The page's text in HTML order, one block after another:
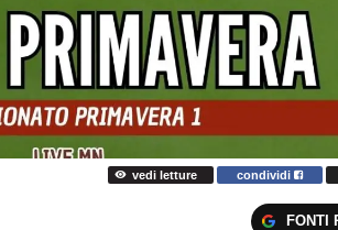
vedi letture condividi
FONTI